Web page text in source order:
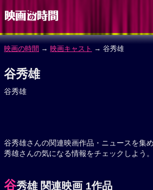
映画の時間 → 映画キャスト → 谷秀雄
谷秀雄
谷秀雄
谷秀雄さんの関連映画作品・ニュースを集
秀雄さんの気になる情報をチェックしよう。
谷秀雄 関連映画 1作品